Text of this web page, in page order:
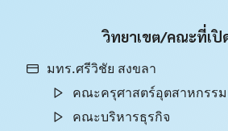
วิทยาเขต/คณะที่เปิ
มทร.ศรีวิชัย สงขลา​
คณะครุศาสตร์อุตสาหกรรม
คณะบริหารธุรกิจ​